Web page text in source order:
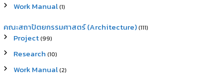
Work Manual(1)
คณะสถาปัตยกรรมศาสตร์ (Architecture)(111)
Project(99)
Research (10)
Work Manual(2)